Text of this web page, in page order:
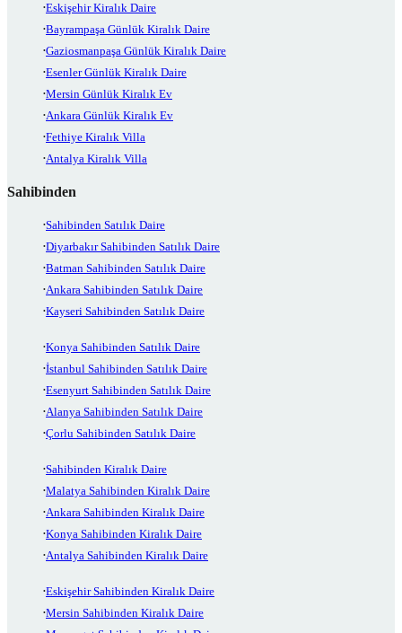
Eskişehir Kiralık Daire
Bayrampaşa Günlük Kiralık Daire
Gaziosmanpaşa Günlük Kiralık Daire
Esenler Günlük Kiralık Daire
Mersin Günlük Kiralık Ev
Ankara Günlük Kiralık Ev
Fethiye Kiralık Villa
Antalya Kiralık Villa
Sahibinden
Sahibinden Satılık Daire
Diyarbakır Sahibinden Satılık Daire
Batman Sahibinden Satılık Daire
Ankara Sahibinden Satılık Daire
Kayseri Sahibinden Satılık Daire
Konya Sahibinden Satılık Daire
İstanbul Sahibinden Satılık Daire
Esenyurt Sahibinden Satılık Daire
Alanya Sahibinden Satılık Daire
Çorlu Sahibinden Satılık Daire
Sahibinden Kiralık Daire
Malatya Sahibinden Kiralık Daire
Ankara Sahibinden Kiralık Daire
Konya Sahibinden Kiralık Daire
Antalya Sahibinden Kiralık Daire
Eskişehir Sahibinden Kiralık Daire
Mersin Sahibinden Kiralık Daire